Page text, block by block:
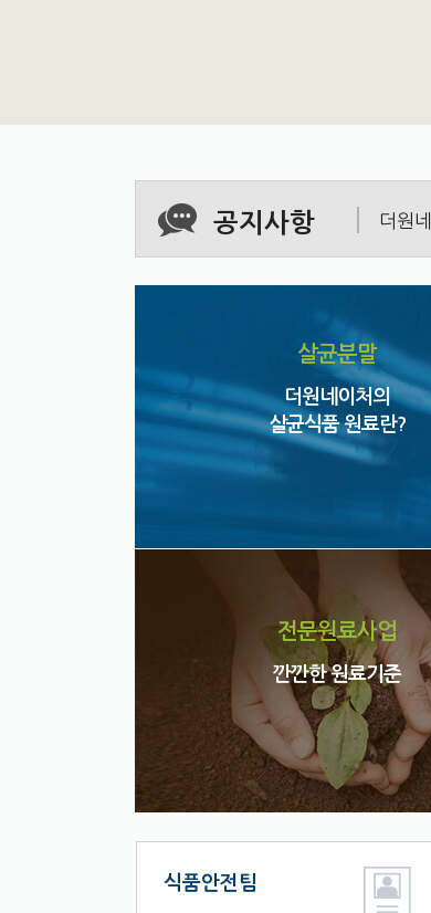
공지사항
고객
더원
살균분말
더원네이처의
살균식품 원료란?
전문원료사업
깐깐한 원료기준
식품안전팀